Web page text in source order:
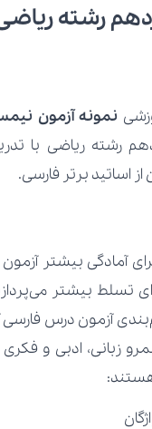
رشته
نمونه آزمون
اساتید برتر فارسی.